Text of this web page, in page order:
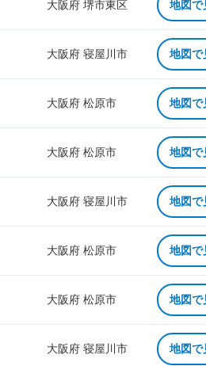
大阪府 堺市東区 地図で
大阪府 寝屋川市 地図で
大阪府 松原市 地図で
大阪府 松原市 地図で
大阪府 寝屋川市 地図で
大阪府 松原市 地図で
大阪府 松原市 地図で
大阪府 寝屋川市 地図で